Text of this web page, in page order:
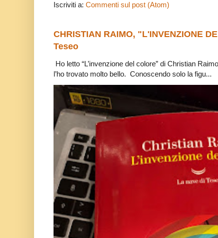
Iscriviti a: Commenti sul post (Atom)
CHRISTIAN RAIMO, "L'INVENZIONE
Teseo
Ho letto “L’invenzione del colore” di Christian
l’ho trovato molto bello. Conoscendo solo la figu...